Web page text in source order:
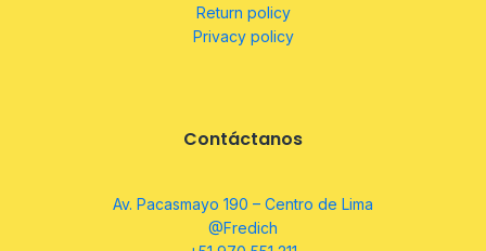
Return policy
Privacy policy
Contáctanos
Av. Pacasmayo 190 – Centro de Lima
@Fredich